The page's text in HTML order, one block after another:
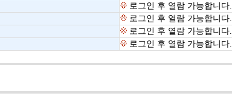
로그인 후 열람 가능합니다.
로그인 후 열람 가능합니다.
로그인 후 열람 가능합니다.
로그인 후 열람 가능합니다.